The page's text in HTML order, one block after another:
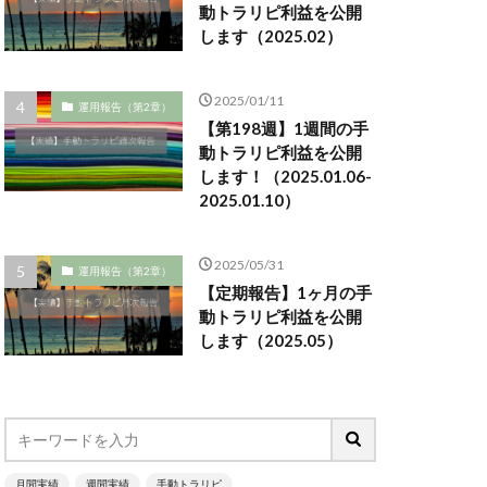
動トラリピ利益を公開
します（2025.02）
運用報告（第2章） 2025/01/11
【第198週】1週間の手
動トラリピ利益を公開
します！（2025.01.06-
2025.01.10）
運用報告（第2章） 2025/05/31
【定期報告】1ヶ月の手
動トラリピ利益を公開
します（2025.05）
月間実績 週間実績 手動トラリピ